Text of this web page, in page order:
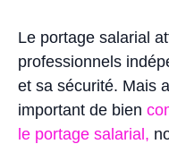
Le portage salarial
professionnels
et sa sécurité. Mais
important de bien
le portage salarial,